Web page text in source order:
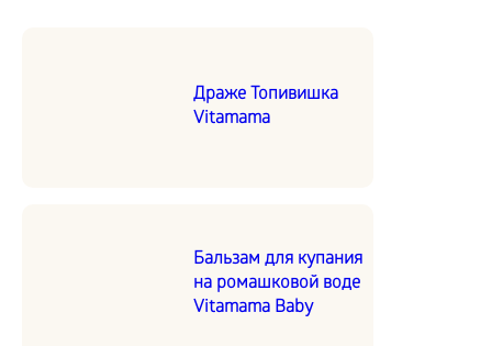
Драже Топивишка
Vitamama
Бальзам для купания
на ромашковой воде
Vitamama Baby